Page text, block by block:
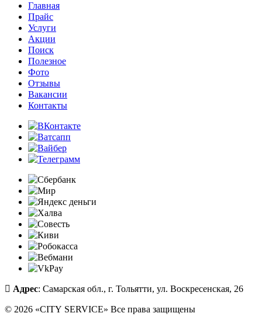
Главная
Прайс
Услуги
Акции
Поиск
Полезное
Фото
Отзывы
Вакансии
Контакты
Адрес: Самарская обл., г. Тольятти, ул. Воскресенская, 26
© 2026 «CITY SERVICE» Все права защищены